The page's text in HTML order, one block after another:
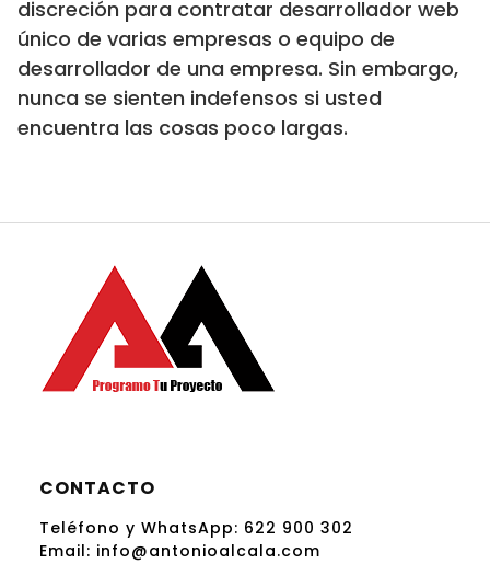
discreción para contratar desarrollador web
único de varias empresas o equipo de
desarrollador de una empresa. Sin embargo,
nunca se sienten indefensos si usted
encuentra las cosas poco largas.
CONTACTO
Teléfono y WhatsApp: 622 900 302
Email: info@antonioalcala.com